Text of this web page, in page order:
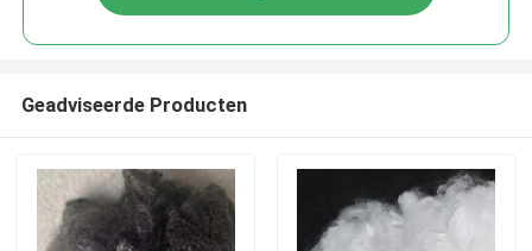
Geadviseerde Producten